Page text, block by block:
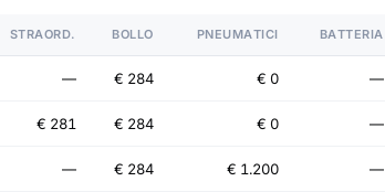
STRAORD. BOLLO PNEUMATICI BATTERIA
— € 284 € 0 —
€ 281 € 284 € 0 —
— € 284 € 1.200 —